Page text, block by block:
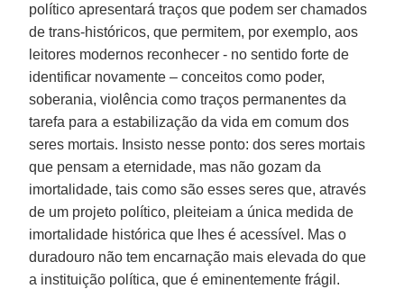
político apresentará traços que podem ser chamados
de trans-históricos, que permitem, por exemplo, aos
leitores modernos reconhecer - no sentido forte de
identificar novamente – conceitos como poder,
soberania, violência como traços permanentes da
tarefa para a estabilização da vida em comum dos
seres mortais. Insisto nesse ponto: dos seres mortais
que pensam a eternidade, mas não gozam da
imortalidade, tais como são esses seres que, através
de um projeto político, pleiteiam a única medida de
imortalidade histórica que lhes é acessível. Mas o
duradouro não tem encarnação mais elevada do que
a instituição política, que é eminentemente frágil.